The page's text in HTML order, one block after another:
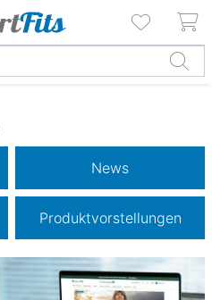
News
Produktvorstellungen